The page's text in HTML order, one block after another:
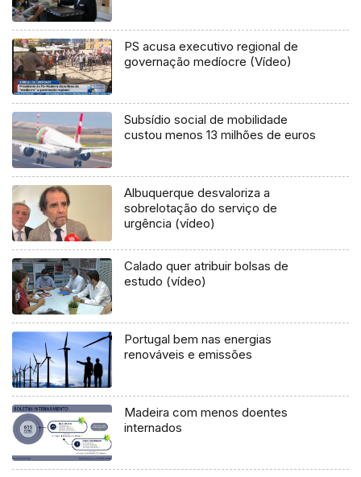
PS acusa executivo regional de
governação medíocre (Vídeo)
Subsídio social de mobilidade
custou menos 13 milhões de euros
Albuquerque desvaloriza a
sobrelotação do serviço de
urgência (vídeo)
Calado quer atribuir bolsas de
estudo (vídeo)
Portugal bem nas energias
renováveis e emissões
Madeira com menos doentes
internados